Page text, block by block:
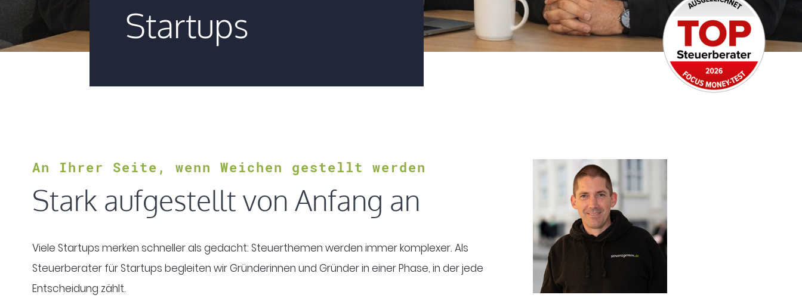
Startups
An Ihrer Seite, wenn Weichen gestellt werden
Stark aufgestellt von Anfang an
Viele Startups merken schneller als gedacht: Steuerthemen werden immer komplexer. Als
Steuerberater für Startups begleiten wir Gründerinnen und Gründer in einer Phase, in der jede
Entscheidung zählt.